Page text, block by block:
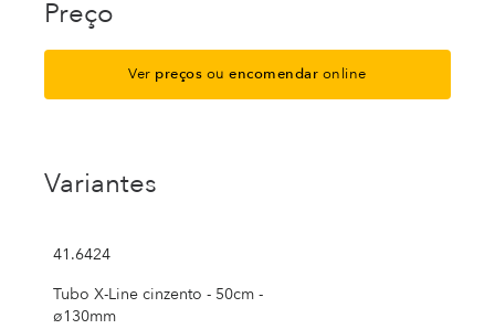
Preço
Ver preços ouencomendar online
Variantes
41.6424
Tubo X-Line cinzento - 50cm -
ø130mm